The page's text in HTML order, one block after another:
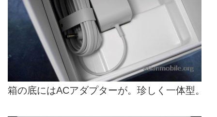
箱の底にはACアダプターが。珍しく一体型。